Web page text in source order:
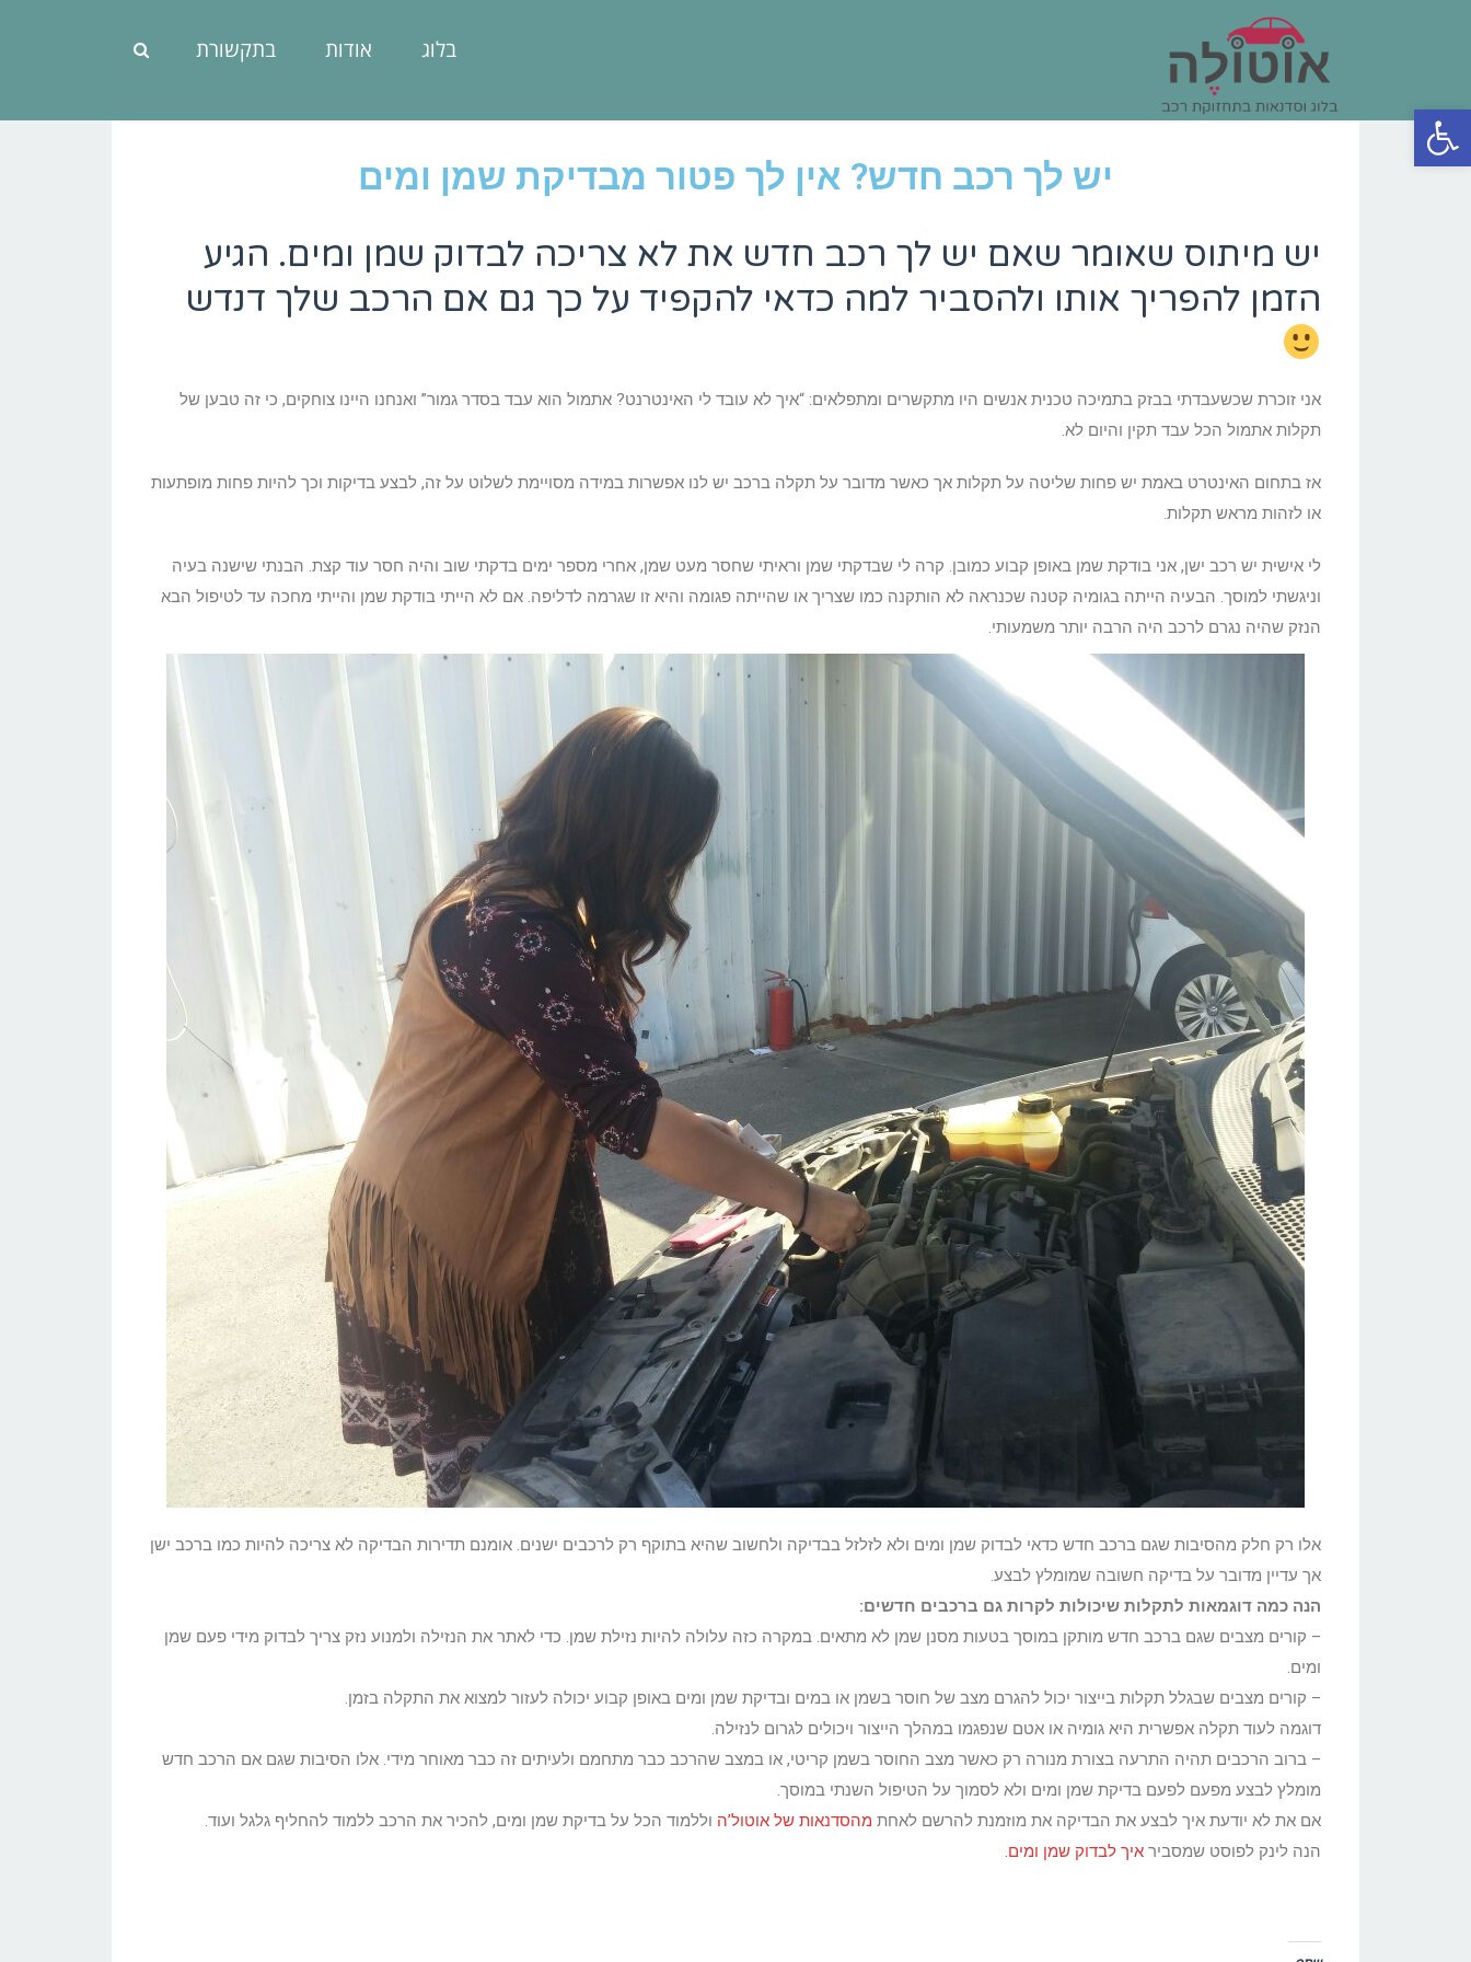
פתח סרגל נגישות
בלוג אודות בתקשורת
יש לך רכב חדש? אין לך פטור מבדיקת שמן ומים
יש מיתוס שאומר שאם יש לך רכב חדש את לא צריכה לבדוק שמן ומים. הגיע
הזמן להפריך אותו ולהסביר למה כדאי להקפיד על כך גם אם הרכב שלך דנדש
אני זוכרת שכשעבדתי בבזק בתמיכה טכנית אנשים היו מתקשרים ומתפלאים: “איך לא עובד לי האינטרנט? אתמול הוא עבד בסדר גמור” ואנחנו היינו צוחקים, כי זה טבען של
תקלות אתמול הכל עבד תקין והיום לא.
אז בתחום האינטרט באמת יש פחות שליטה על תקלות אך כאשר מדובר על תקלה ברכב יש לנו אפשרות במידה מסויימת לשלוט על זה, לבצע בדיקות וכך להיות פחות מופתעות
או לזהות מראש תקלות.
לי אישית יש רכב ישן, אני בודקת שמן באופן קבוע כמובן. קרה לי שבדקתי שמן וראיתי שחסר מעט שמן, אחרי מספר ימים בדקתי שוב והיה חסר עוד קצת. הבנתי שישנה בעיה
וניגשתי למוסך. הבעיה הייתה בגומיה קטנה שכנראה לא הותקנה כמו שצריך או שהייתה פגומה והיא זו שגרמה לדליפה. אם לא הייתי בודקת שמן והייתי מחכה עד לטיפול הבא
הנזק שהיה נגרם לרכב היה הרבה יותר משמעותי.
אלו רק חלק מהסיבות שגם ברכב חדש כדאי לבדוק שמן ומים ולא לזלזל בבדיקה ולחשוב שהיא בתוקף רק לרכבים ישנים. אומנם תדירות הבדיקה לא צריכה להיות כמו ברכב ישן
אך עדיין מדובר על בדיקה חשובה שמומלץ לבצע.
הנה כמה דוגמאות לתקלות שיכולות לקרות גם ברכבים חדשים:
– קורים מצבים שגם ברכב חדש מותקן במוסך בטעות מסנן שמן לא מתאים. במקרה כזה עלולה להיות נזילת שמן. כדי לאתר את הנזילה ולמנוע נזק צריך לבדוק מידי פעם שמן
ומים.
– קורים מצבים שבגלל תקלות בייצור יכול להגרם מצב של חוסר בשמן או במים ובדיקת שמן ומים באופן קבוע יכולה לעזור למצוא את התקלה בזמן.
דוגמה לעוד תקלה אפשרית היא גומיה או אטם שנפגמו במהלך הייצור ויכולים לגרום לנזילה.
– ברוב הרכבים תהיה התרעה בצורת מנורה רק כאשר מצב החוסר בשמן קריטי, או במצב שהרכב כבר מתחמם ולעיתים זה כבר מאוחר מידי. אלו הסיבות שגם אם הרכב חדש
מומלץ לבצע מפעם לפעם בדיקת שמן ומים ולא לסמוך על הטיפול השנתי במוסך.
אם את לא יודעת איך לבצע את הבדיקה את מוזמנת להרשם לאחת מהסדנאות של אוטול’ה וללמוד הכל על בדיקת שמן ומים, להכיר את הרכב ללמוד להחליף גלגל ועוד.
הנה לינק לפוסט שמסביר איך לבדוק שמן ומים.